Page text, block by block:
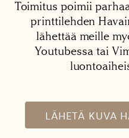
Toimitus poimii
printtilehden
lähettää meille
Youtubessa tai
LÄHETÄ KUVA